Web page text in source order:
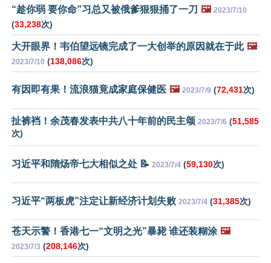
“趁你弱 要你命”习总又被俄爹狠狠捅了一刀 🖼️ 2023/7/10
(33,238次)
大开眼界！韦伯望远镜完成了一大创举的原因就在于此 🖼️
2023/7/10 (138,086次)
有因即有果！流浪猫竟成家庭保健医 🖼️ 2023/7/9 (72,431次)
扯裤裆！余茂春发表中共八十年前的民主颂 2023/7/6 (51,585
次)
习近平和隋炀帝七大相似之处 📝 2023/7/4 (59,130次)
习近平“两板虎”注定让新经济计划失败 2023/7/4 (31,385次)
苍天示警！香港七一“文明之光”暴毙 谁还装糊涂 🖼️
2023/7/3 (208,146次)